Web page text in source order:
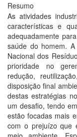
Resumo
As atividades
características e
adequadamente
saúde do homem.
Nacional dos
prioridade no
redução,
disposição final
destas estratégias
um desafio, tendo
estão focadas mais
com o prejuízo que